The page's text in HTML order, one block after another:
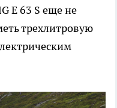
E 63 S еще не
трехлитровую